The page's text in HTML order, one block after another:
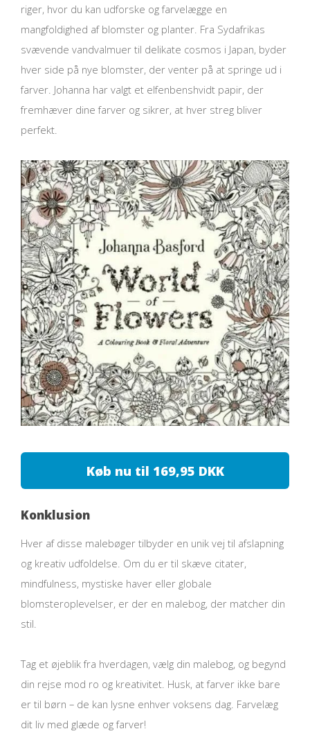
riger, hvor du kan udforske og farvelægge en
mangfoldighed af blomster og planter. Fra Sydafrikas
svævende vandvalmuer til delikate cosmos i Japan, byder
hver side på nye blomster, der venter på at springe ud i
farver. Johanna har valgt et elfenbenshvidt papir, der
fremhæver dine farver og sikrer, at hver streg bliver
perfekt.
Køb nu til 169,95 DKK
Konklusion
Hver af disse malebøger tilbyder en unik vej til afslapning
og kreativ udfoldelse. Om du er til skæve citater,
mindfulness, mystiske haver eller globale
blomsteroplevelser, er der en malebog, der matcher din
stil.
Tag et øjeblik fra hverdagen, vælg din malebog, og begynd
din rejse mod ro og kreativitet. Husk, at farver ikke bare
er til børn – de kan lysne enhver voksens dag. Farvelæg
dit liv med glæde og farver!